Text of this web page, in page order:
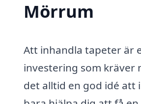
Mörrum
Att inhandla tapeter är
investering som kräver
det alltid en god idé